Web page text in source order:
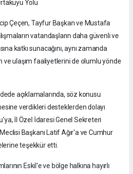
Yolu
Çeçen, Tayfur Başkan ve Mustafa
vatandaşların daha güvenli ve
katkı sunacağını, aynı zamanda
ve ulaşım faaliyetlerini de olumlu yönde
açıklamalarında, söz konusu
verdikleri desteklerden dolayı
İl Özel İdaresi Genel Sekreteri
Başkanı Latif Ağır'a ve Cumhur
teşekkür etti.
Eskil'e ve bölge halkına hayırlı